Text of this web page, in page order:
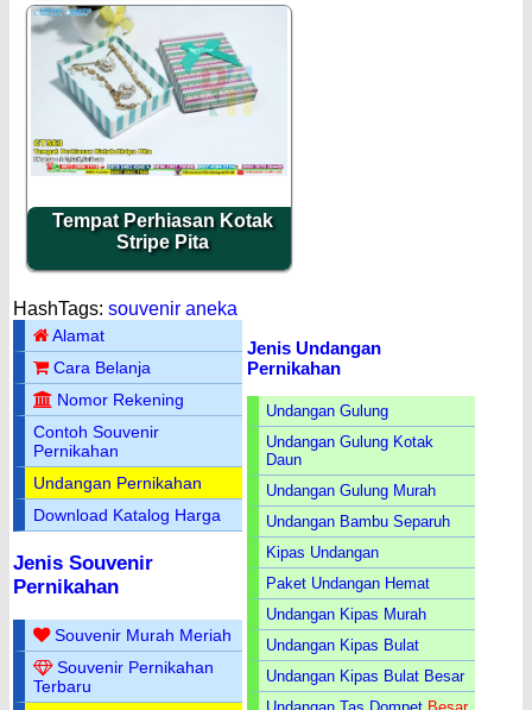
Tempat Perhiasan Kotak
Stripe Pita
HashTags: souvenir aneka
Alamat
Cara Belanja
Nomor Rekening
Contoh Souvenir
Pernikahan
Undangan Pernikahan
Download Katalog Harga
Jenis Souvenir
Pernikahan
Souvenir Murah Meriah
Souvenir Pernikahan
Terbaru
Jenis Undangan
Pernikahan
Undangan Gulung
Undangan Gulung Kotak
Daun
Undangan Gulung Murah
Undangan Bambu Separuh
Kipas Undangan
Paket Undangan Hemat
Undangan Kipas Murah
Undangan Kipas Bulat
Undangan Kipas Bulat Besar